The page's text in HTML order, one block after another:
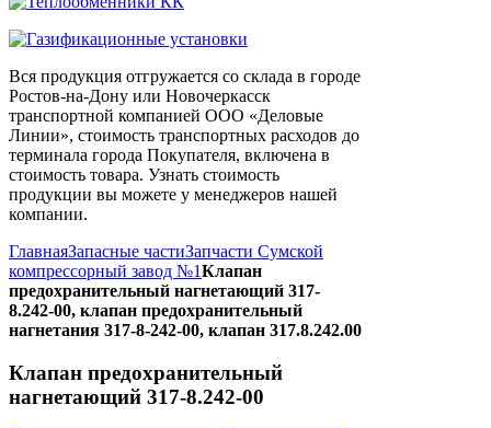
Вся продукция отгружается со склада в городе
Ростов-на-Дону или Новочеркасск
транспортной компанией ООО «Деловые
Линии», стоимость транспортных расходов до
терминала города Покупателя, включена в
стоимость товара. Узнать стоимость
продукции вы можете у менеджеров нашей
компании.
ГлавнаяЗапасные частиЗапчасти Сумской
компрессорный завод №1Клапан
предохранительный нагнетающий 317-
8.242-00, клапан предохранительный
нагнетания 317-8-242-00, клапан 317.8.242.00
Клапан предохранительный
нагнетающий 317-8.242-00